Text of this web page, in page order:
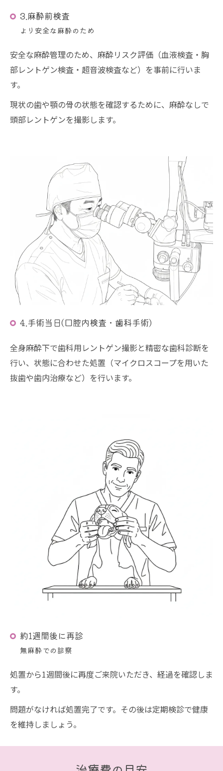
3.麻酔前検査
より安全な麻酔のため
安全な麻酔管理のため、麻酔リスク評価（血液検査・胸
部レントゲン検査・超音波検査など）を事前に行いま
す。
現状の歯や顎の骨の状態を確認するために、麻酔なしで
頭部レントゲンを撮影します。
4.手術当日(口腔内検査・歯科手術)
全身麻酔下で歯科用レントゲン撮影と精密な歯科診断を
行い、状態に合わせた処置（マイクロスコープを用いた
抜歯や歯内治療など）を行います。
約1週間後に再診
無麻酔での診察
処置から1週間後に再度ご来院いただき、経過を確認しま
す。
問題がなければ処置完了です。その後は定期検診で健康
を維持しましょう。